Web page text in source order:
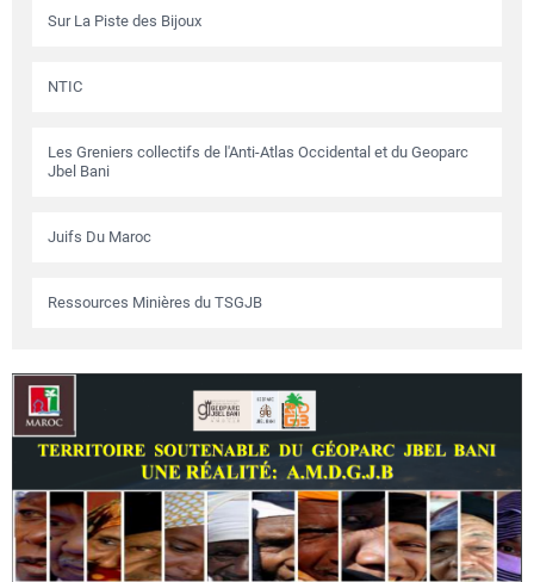
Sur La Piste des Bijoux
NTIC
Les Greniers collectifs de l'Anti-Atlas Occidental et du Geoparc
Jbel Bani
Juifs Du Maroc
Ressources Minières du TSGJB